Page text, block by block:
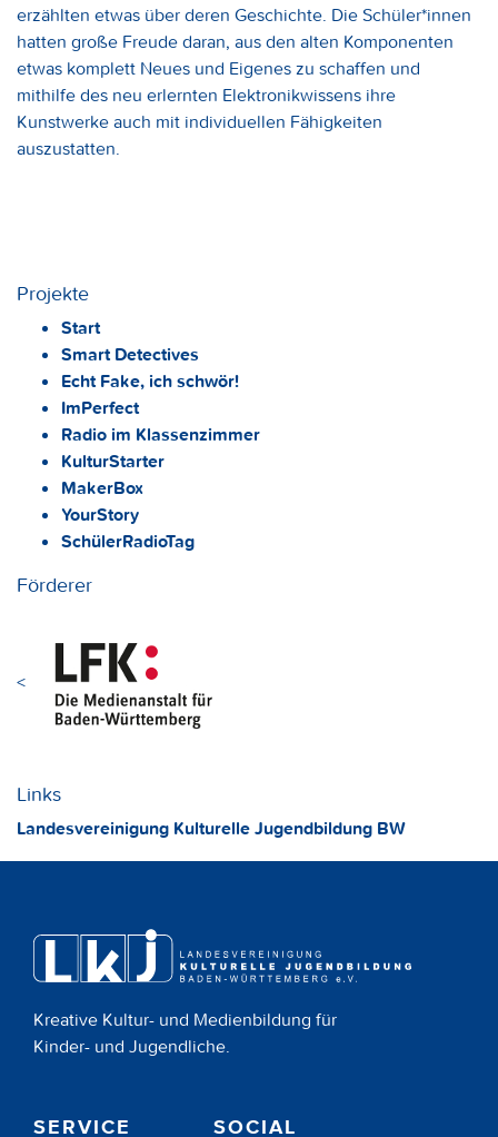
erzählten etwas über deren Geschichte. Die Schüler*innen
hatten große Freude daran, aus den alten Komponenten
etwas komplett Neues und Eigenes zu schaffen und
mithilfe des neu erlernten Elektronikwissens ihre
Kunstwerke auch mit individuellen Fähigkeiten
auszustatten.
Projekte
Start
Smart Detectives
Echt Fake, ich schwör!
ImPerfect
Radio im Klassenzimmer
KulturStarter
MakerBox
YourStory
SchülerRadioTag
Förderer
<
Links
Landesvereinigung Kulturelle Jugendbildung BW
Kreative Kultur- und Medienbildung für
Kinder- und Jugendliche.
SERVICE SOCIAL